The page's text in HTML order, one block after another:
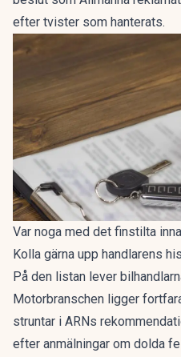
efter tvister som hanterats.
Var noga med det finstilta
Kolla gärna upp handlarens
På den listan lever
Motorbranschen ligger
struntar i ARNs
efter anmälningar om dolda